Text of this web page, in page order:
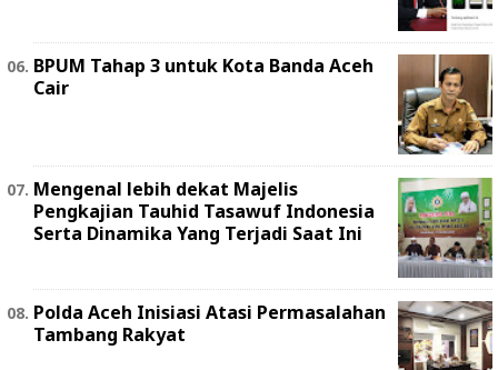
BPUM Tahap 3 untuk Kota Banda Aceh
Cair
Mengenal lebih dekat Majelis
Pengkajian Tauhid Tasawuf Indonesia
Serta Dinamika Yang Terjadi Saat Ini
Polda Aceh Inisiasi Atasi Permasalahan
Tambang Rakyat